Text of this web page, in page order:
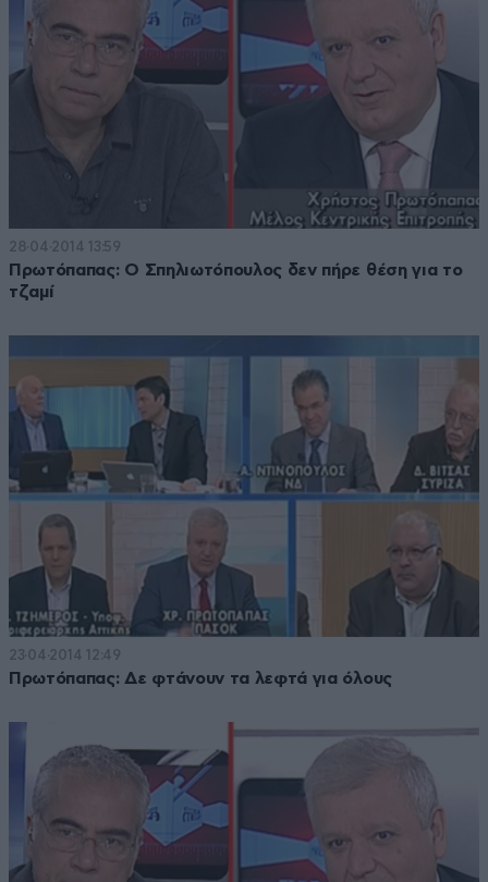
28·04·2014 13:59
Πρωτόπαπας: Ο Σπηλιωτόπουλος δεν πήρε θέση για το
τζαμί
23·04·2014 12:49
Πρωτόπαπας: Δε φτάνουν τα λεφτά για όλους